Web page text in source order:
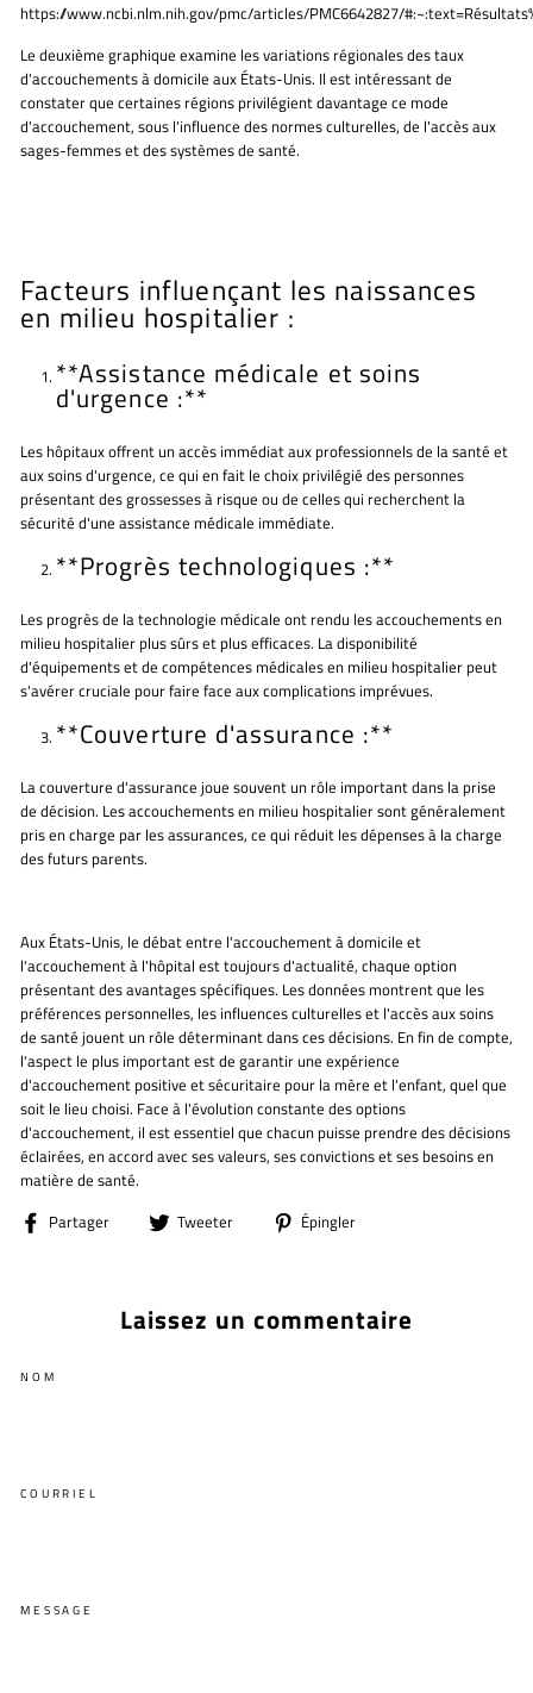
https://www.ncbi.nlm.nih.gov/pmc/articles/PMC6642827/
Le deuxième graphique examine les variations régionales des taux
d'accouchements à domicile aux États-Unis. Il est intéressant de
constater que certaines régions privilégient davantage ce mode
d'accouchement, sous l'influence des normes culturelles, de l'accès aux
sages-femmes et des systèmes de santé.
Facteurs influençant les naissances
en milieu hospitalier :
**Assistance médicale et soins
d'urgence :**
Les hôpitaux offrent un accès immédiat aux professionnels de la santé et
aux soins d'urgence, ce qui en fait le choix privilégié des personnes
présentant des grossesses à risque ou de celles qui recherchent la
sécurité d'une assistance médicale immédiate.
**Progrès technologiques :**
Les progrès de la technologie médicale ont rendu les accouchements en
milieu hospitalier plus sûrs et plus efficaces. La disponibilité
d'équipements et de compétences médicales en milieu hospitalier peut
s'avérer cruciale pour faire face aux complications imprévues.
**Couverture d'assurance :**
La couverture d'assurance joue souvent un rôle important dans la prise
de décision. Les accouchements en milieu hospitalier sont généralement
pris en charge par les assurances, ce qui réduit les dépenses à la charge
des futurs parents.
Aux États-Unis, le débat entre l'accouchement à domicile et
l'accouchement à l'hôpital est toujours d'actualité, chaque option
présentant des avantages spécifiques. Les données montrent que les
préférences personnelles, les influences culturelles et l'accès aux soins
de santé jouent un rôle déterminant dans ces décisions. En fin de compte,
l'aspect le plus important est de garantir une expérience
d'accouchement positive et sécuritaire pour la mère et l'enfant, quel que
soit le lieu choisi. Face à l'évolution constante des options
d'accouchement, il est essentiel que chacun puisse prendre des décisions
éclairées, en accord avec ses valeurs, ses convictions et ses besoins en
matière de santé.
Partager
PartagerTweeter
TweeterÉpingler
Laissez un commentaire
NOM
COURRIEL
MESSAGE